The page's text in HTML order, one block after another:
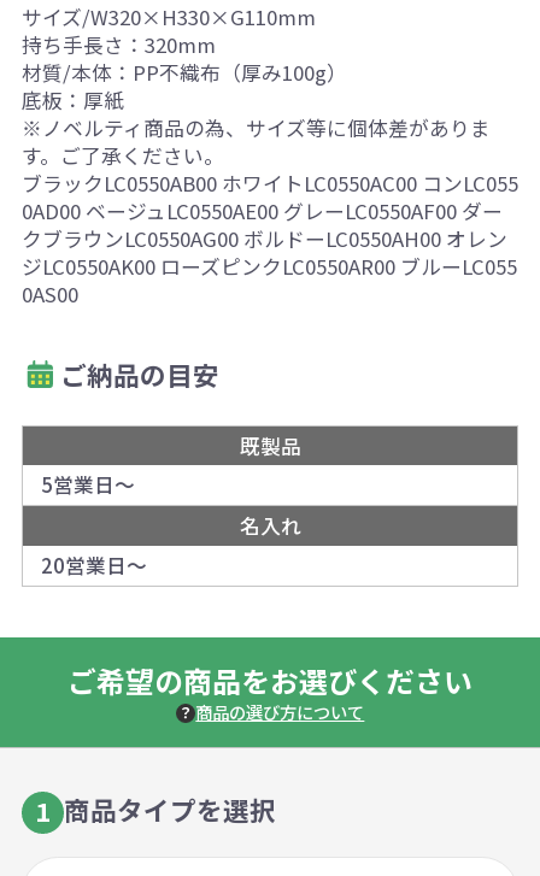
サイズ/W320×H330×G110mm
持ち手長さ：320mm
材質/本体：PP不織布（厚み100g）
底板：厚紙
※ノベルティ商品の為、サイズ等に個体差がありま
す。ご了承ください。
ブラックLC0550AB00 ホワイトLC0550AC00 コンLC055
0AD00 ベージュLC0550AE00 グレーLC0550AF00 ダー
クブラウンLC0550AG00 ボルドーLC0550AH00 オレン
ジLC0550AK00 ローズピンクLC0550AR00 ブルーLC055
0AS00
ご納品の目安
既製品
5営業日～
名入れ
20営業日～
ご希望の商品をお選びください
商品の選び方について
1 商品タイプを選択